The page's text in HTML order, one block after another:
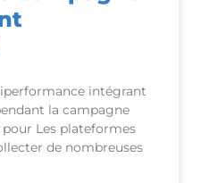
intégrant
la campagne
Les plateformes
de nombreuses